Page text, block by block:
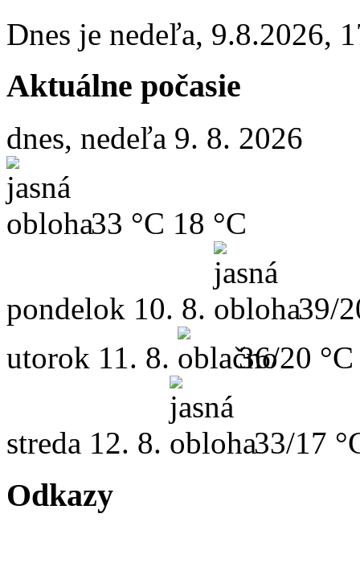
Dnes je nedeľa, 9.8.2026,
Aktuálne počasie
dnes, nedeľa 9. 8. 2026
33 °C 18 °C
pondelok 10. 8.
39/
utorok 11. 8. 36/20 °C
streda 12. 8. 33/17
Odkazy